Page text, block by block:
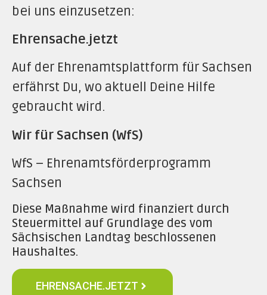
bei uns einzusetzen:
Ehrensache.jetzt
Auf der Ehrenamtsplattform für Sachsen
erfährst Du, wo aktuell Deine Hilfe
gebraucht wird.
Wir für Sachsen (WfS)
WfS – Ehrenamtsförderprogramm
Sachsen
Diese Maßnahme wird finanziert durch
Steuermittel auf Grundlage des vom
Sächsischen Landtag beschlossenen
Haushaltes.
EHRENSACHE.JETZT